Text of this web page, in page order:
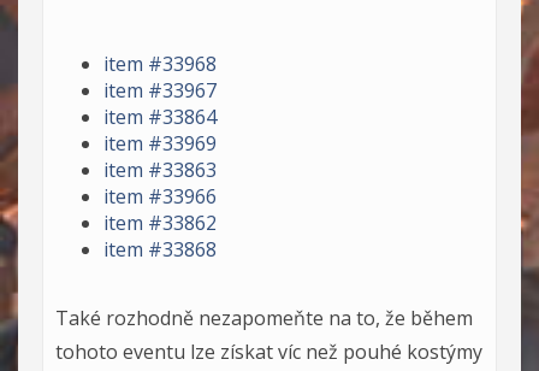
item #33968
item #33967
item #33864
item #33969
item #33863
item #33966
item #33862
item #33868
Také rozhodně nezapomeňte na to, že během
tohoto eventu lze získat víc než pouhé kostýmy